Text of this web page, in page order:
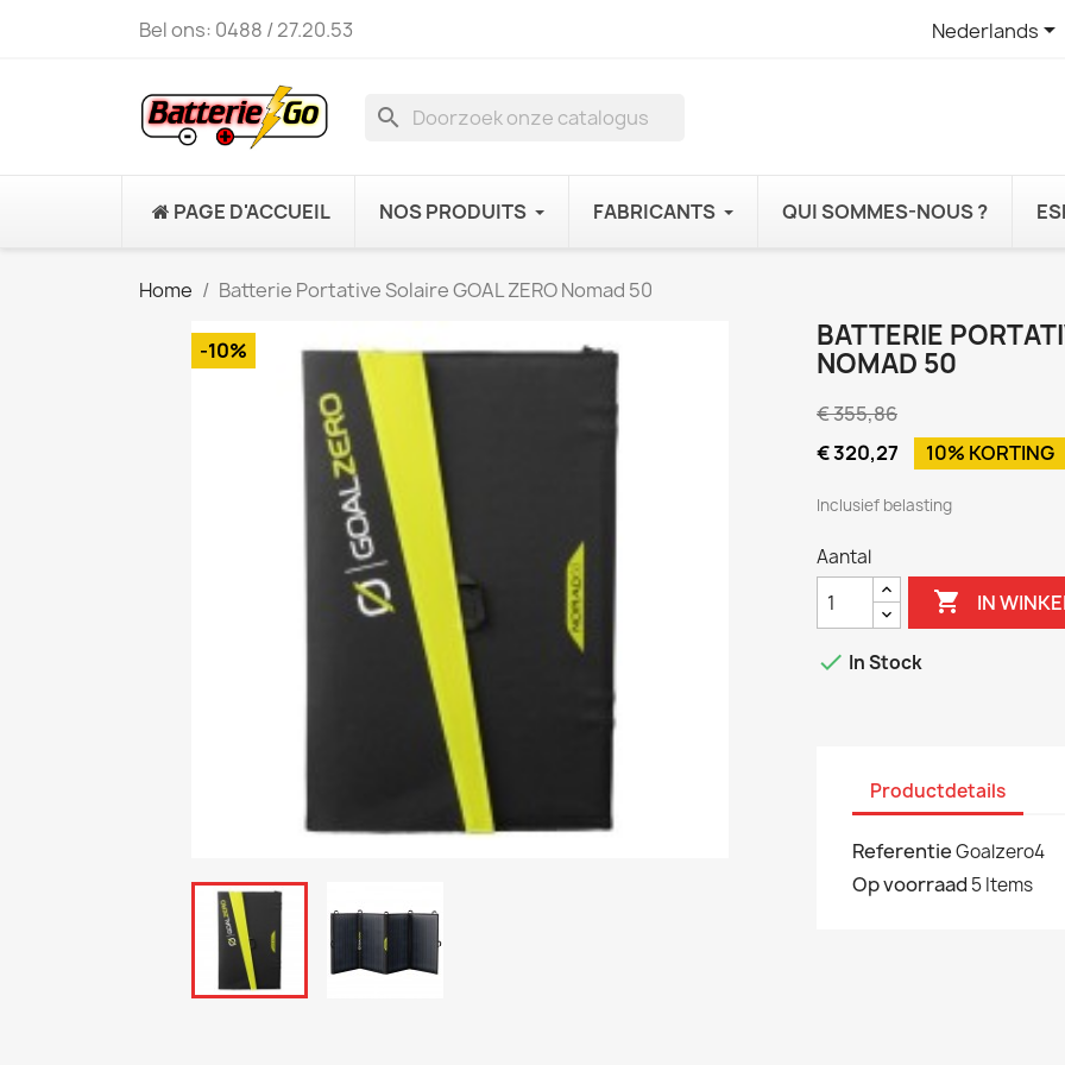
Bel ons: 0488 / 27.20.53 Nederlands
search
PAGE D'ACCUEIL NOS PRODUITS FABRICANTS QUI SOMMES-NOUS ?
Home Batterie Portative Solaire GOAL ZERO Nomad 50
-10%
BATTERIE
NOMAD 50
€ 355,86
€ 320,27
10% KORTING
Inclusief belasting
Aantal
 IN
 In Stock
Productdetails
ReferentieGoalzero4
Op voorraad 5 Items